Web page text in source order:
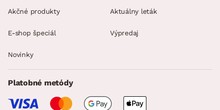
Akčné produkty Aktuálny leták
E-shop špeciál Výpredaj
Novinky
Platobné metódy